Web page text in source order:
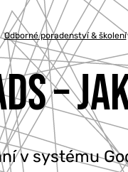
Odborné poradenství & školení
–
v systému